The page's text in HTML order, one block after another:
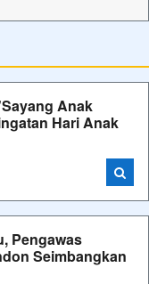
Anak
Hari Anak
Pengawas
Seimbangkan